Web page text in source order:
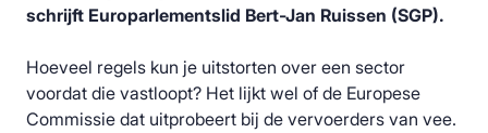
schrijft Europarlementslid Bert-Jan Ruissen (SGP).
Hoeveel regels kun je uitstorten over een sector
voordat die vastloopt? Het lijkt wel of de Europese
Commissie dat uitprobeert bij de vervoerders van vee.